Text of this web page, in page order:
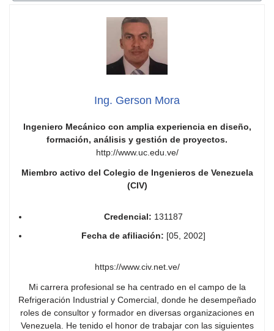
Ing. Gerson Mora
Ingeniero Mecánico con amplia experiencia en diseño,
formación, análisis y gestión de proyectos.
http://www.uc.edu.ve/
Miembro activo del Colegio de Ingenieros de Venezuela
(CIV)
Credencial: 131187
Fecha de afiliación: [05, 2002]
https://www.civ.net.ve/
Mi carrera profesional se ha centrado en el campo de la
Refrigeración Industrial y Comercial, donde he desempeñado
roles de consultor y formador en diversas organizaciones en
Venezuela. He tenido el honor de trabajar con las siguientes